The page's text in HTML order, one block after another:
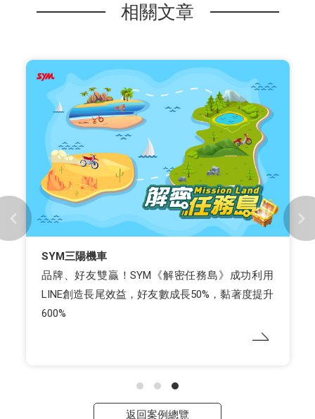
相關文章
SYM三陽機車
品牌、好友雙贏！SYM《解密任務島》成功利用
LINE創造長尾效益，好友數成長50%，黏著度提升
600%
返回案例總覽